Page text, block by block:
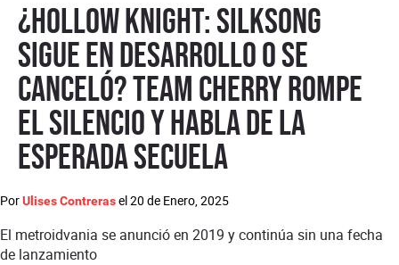
¿Hollow Knight: Silksong
sigue en desarrollo o se
canceló? Team Cherry rompe
el silencio y habla de la
esperada secuela
PorUlises Contrerasel20 de Enero, 2025
El metroidvania se anunció en 2019 y continúa sin una fecha
de lanzamiento